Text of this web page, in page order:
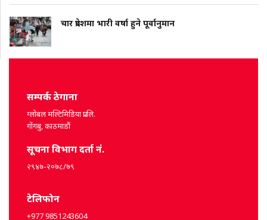
चार प्रदेशमा भारी वर्षा हुने पूर्वानुमान
सम्पर्क ठेगाना
ग्लोबल मल्टिमिडिया प्रा.लि.
गोंगबु, काठमाडौं
सूचना विभाग दर्ता नं.
२९४७-२०७८/७९
टेलिफोन
+977 9851243604